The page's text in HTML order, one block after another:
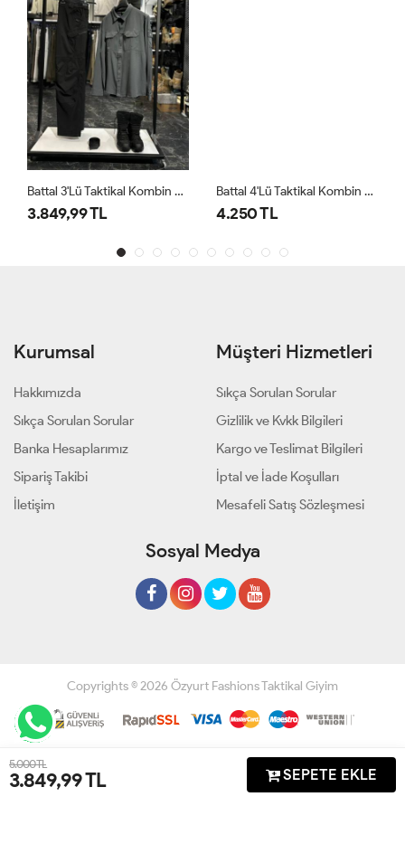
5.000 TL
3.849,99TL SEPETE EKLE
Battal 3'lü Taktikal Kombin Antrasit Siyah
3.849,99 TL
Battal 4'lü Taktikal Kombin Siyah
4.250 TL
Kurumsal
Hakkımızda
Sıkça Sorulan Sorular
Banka Hesaplarımız
Sipariş Takibi
İletişim
Müşteri Hizmetleri
Sıkça Sorulan Sorular
Gizlilik ve Kvkk Bilgileri
Kargo ve Teslimat Bilgileri
İptal ve İade Koşulları
Mesafeli Satış Sözleşmesi
Sosyal Medya
Copyrights © 2026 Özyurt Fashions Taktikal Giyim
Geliştir - powered by innovation
Anasayfa Üye Girişi Sipariş Takibi İletişim